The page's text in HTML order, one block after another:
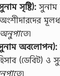
সৃষ্টি): সুনাম
।
অবলোপন):
(ডেবিট) ও
।